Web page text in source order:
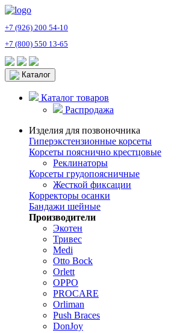
+7 (926) 200 54-10
+7 (800) 550 13-65
Каталог
Каталог товаров
Распродажа
Изделия для позвоночника
Гиперэкстензионные корсеты
Корсеты пояснично крестцовые
Реклинаторы
Корсеты грудопоясничные
Жесткой фиксации
Корректоры осанки
Бандажи шейные
Производители
Экотен
Тривес
Medi
Otto Bock
Orlett
OPPO
PROCARE
Orliman
Push Braces
DonJoy